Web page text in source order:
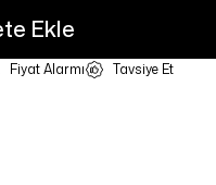
Ekle
Fiyat Alarmı Tavsiye Et